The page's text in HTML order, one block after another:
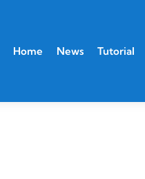
Home News Tutorial